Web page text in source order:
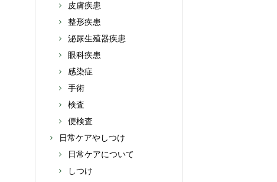
皮膚疾患
整形疾患
泌尿生殖器疾患
眼科疾患
感染症
手術
検査
便検査
日常ケアやしつけ
日常ケアについて
しつけ